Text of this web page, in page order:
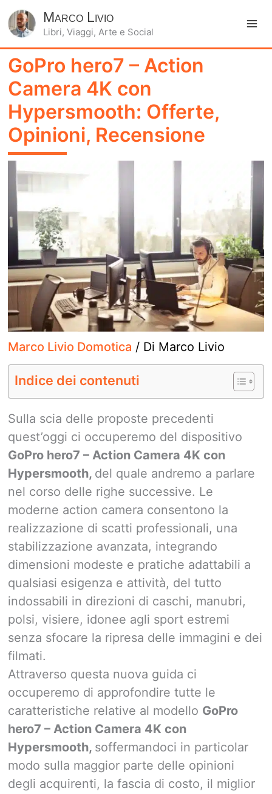
Marco Livio
Libri, Viaggi, Arte e Social
GoPro hero7 – Action
Camera 4K con
Hypersmooth: Offerte,
Opinioni, Recensione
Marco Livio Domotica / Di Marco Livio
Indice dei contenuti
Sulla scia delle proposte precedenti
quest’oggi ci occuperemo del dispositivo
GoPro hero7 – Action Camera 4K con
Hypersmooth, del quale andremo a parlare
nel corso delle righe successive. Le
moderne action camera consentono la
realizzazione di scatti professionali, una
stabilizzazione avanzata, integrando
dimensioni modeste e pratiche adattabili a
qualsiasi esigenza e attività, del tutto
indossabili in direzioni di caschi, manubri,
polsi, visiere, idonee agli sport estremi
senza sfocare la ripresa delle immagini e dei
filmati.
Attraverso questa nuova guida ci
occuperemo di approfondire tutte le
caratteristiche relative al modello GoPro
hero7 – Action Camera 4K con
Hypersmooth, soffermandoci in particolar
modo sulla maggior parte delle opinioni
degli acquirenti, la fascia di costo, il miglior